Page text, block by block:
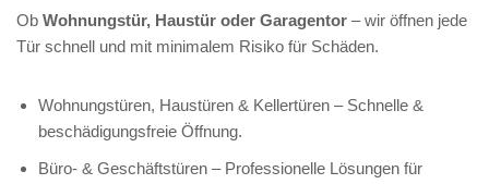
Ob Wohnungstür, Haustür oder Garagentor – wir öffnen jede
Tür schnell und mit minimalem Risiko für Schäden.
Wohnungstüren, Haustüren & Kellertüren – Schnelle &
beschädigungsfreie Öffnung.
Büro- & Geschäftstüren – Professionelle Lösungen für